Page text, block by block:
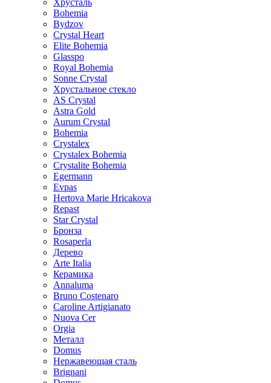
Хрусталь
Bohemia
Bydzov
Crystal Heart
Elite Bohemia
Glasspo
Royal Bohemia
Sonne Crystal
Хрустальное стекло
AS Crystal
Astra Gold
Aurum Crystal
Bohemia
Crystalex
Crystalex Bohemia
Crystalite Bohemia
Egermann
Evpas
Hertova Marie Hricakova
Repast
Star Crystal
Бронза
Rosaperla
Дерево
Arte Italia
Керамика
Annaluma
Bruno Costenaro
Caroline Artigianato
Nuova Cer
Orgia
Металл
Domus
Нержавеющая сталь
Brignani